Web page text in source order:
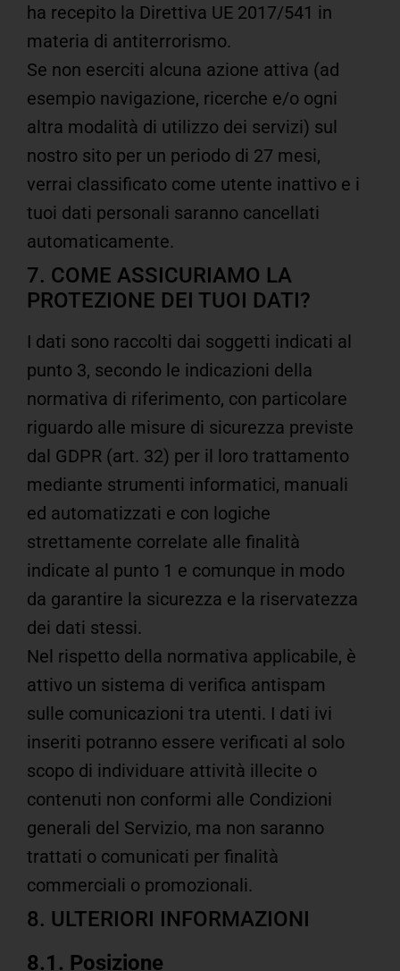
ha recepito la Direttiva UE 2017/541 in
materia di antiterrorismo.
Se non eserciti alcuna azione attiva (ad
esempio navigazione, ricerche e/o ogni
altra modalità di utilizzo dei servizi) sul
nostro sito per un periodo di 27 mesi,
verrai classificato come utente inattivo e i
tuoi dati personali saranno cancellati
automaticamente.
7. COME ASSICURIAMO LA
PROTEZIONE DEI TUOI DATI?
I dati sono raccolti dai soggetti indicati al
punto 3, secondo le indicazioni della
normativa di riferimento, con particolare
riguardo alle misure di sicurezza previste
dal GDPR (art. 32) per il loro trattamento
mediante strumenti informatici, manuali
ed automatizzati e con logiche
strettamente correlate alle finalità
indicate al punto 1 e comunque in modo
da garantire la sicurezza e la riservatezza
dei dati stessi.
Nel rispetto della normativa applicabile, è
attivo un sistema di verifica antispam
sulle comunicazioni tra utenti. I dati ivi
inseriti potranno essere verificati al solo
scopo di individuare attività illecite o
contenuti non conformi alle Condizioni
generali del Servizio, ma non saranno
trattati o comunicati per finalità
commerciali o promozionali.
8. ULTERIORI INFORMAZIONI
8.1. Posizione